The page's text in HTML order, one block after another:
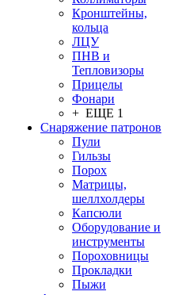
Кронштейны,
кольца
ЛЦУ
ПНВ и
Тепловизоры
Прицелы
Фонари
+ ЕЩЕ 1
Снаряжение патронов
Пули
Гильзы
Порох
Матрицы,
шеллхолдеры
Капсюли
Оборудование и
инструменты
Пороховницы
Прокладки
Пыжи